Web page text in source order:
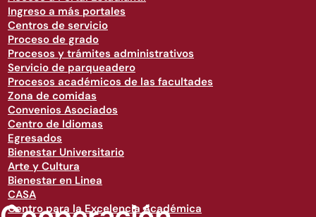
Ingreso a más portales
Centros de servicio
Proceso de grado
Procesos y trámites administrativos
Servicio de parqueadero
Procesos académicos de las facultades
Zona de comidas
Convenios Asociados
Centro de Idiomas
Egresados
Bienestar Universitario
Arte y Cultura
Bienestar en Linea
CASA
Centro para la Excelencia Académica